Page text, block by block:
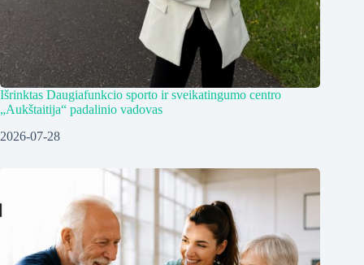
Išrinktas Daugiafunkcio sporto ir sveikatingumo centro
„Aukštaitija“ padalinio vadovas
2026-07-28